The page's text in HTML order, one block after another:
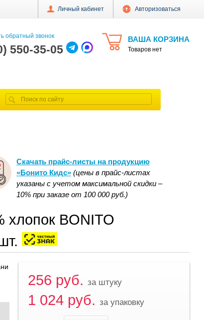
Личный кабинет Авторизоваться
ВАША КОРЗИНА
Товаров нет
обратный звонок
550-35-05
Скачать прайс-листы на продукцию
«Бонито Кидс» (цены в прайс-листах
указаны с учетом максимальной скидки –
10% при заказе от 100 000 руб.)
хлопок BONITO
256 руб. за штуку
1 024 руб. за упаковку